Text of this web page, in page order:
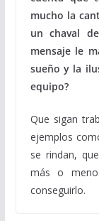
mucho la
un chaval
mensaje le
sueño y la
equipo?
Que sigan
ejemplos
se rindan,
más o
conseguirlo.